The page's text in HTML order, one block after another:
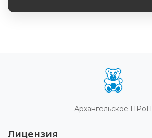
Архангельское ПРоП
Лицензия